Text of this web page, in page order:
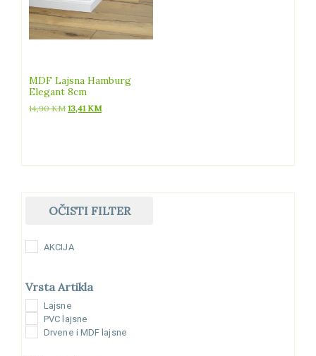
MDF Lajsna Hamburg
Elegant 8cm
14,90KM Izvorna
13,41 KMTrenutna
OČISTI FILTER
AKCIJA
Vrsta Artikla
Lajsne
PVC lajsne
Drvene i MDF lajsne